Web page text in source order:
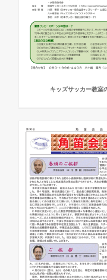
キッズサッカー教室